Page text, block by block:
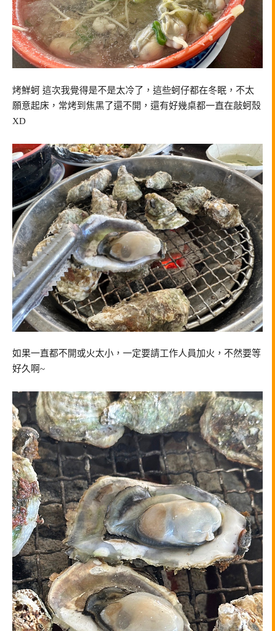
烤鮮蚵 這次我覺得是不是太冷了，這些蚵仔都在冬眠，不太
願意起床，常烤到焦黑了還不開，還有好幾桌都一直在敲蚵殼
XD
如果一直都不開或火太小，一定要請工作人員加火，不然要等
好久啊~